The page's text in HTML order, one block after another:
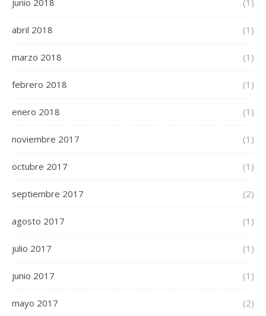
junio 2018 (1)
abril 2018 (1)
marzo 2018 (1)
febrero 2018 (1)
enero 2018 (1)
noviembre 2017 (1)
octubre 2017 (1)
septiembre 2017 (2)
agosto 2017 (1)
julio 2017 (1)
junio 2017 (1)
mayo 2017 (2)